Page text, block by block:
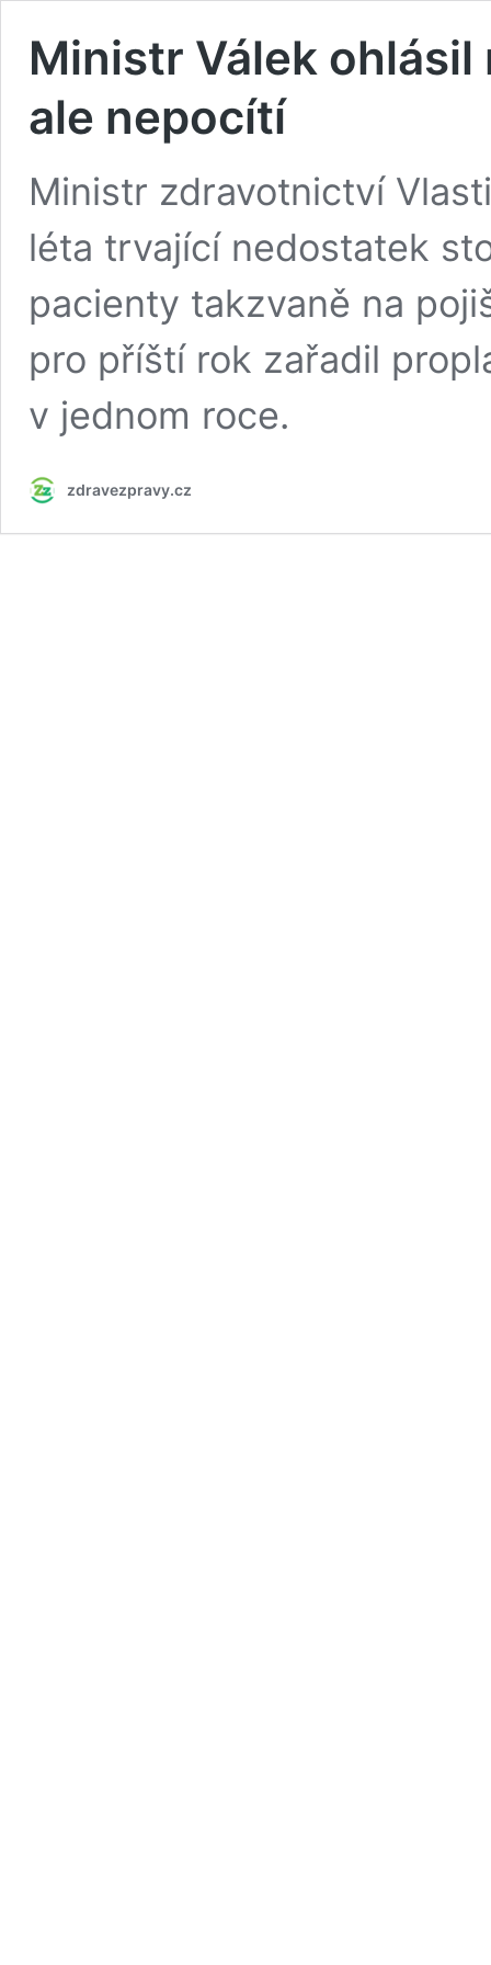
Ministr Válek
ale nepocítí
Ministr zdravotnictví
léta trvající nedostatek
pacienty takzvaně na
pro příští rok zařadil
v jednom roce.
zdravezpravy.cz